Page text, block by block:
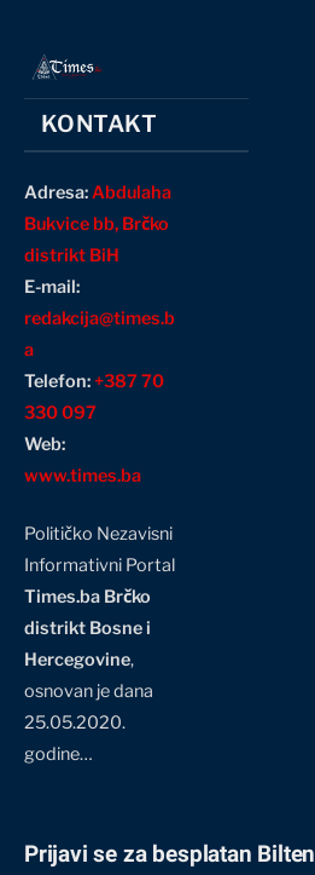
KONTAKT
Adresa:Abdulaha
Bukvice bb, Brčko
distrikt BiH
E-mail:
redakcija@times.b
a
Telefon:+387 70
330 097
Web:
www.times.ba
Političko Nezavisni
Informativni Portal
Times.ba Brčko
distrikt Bosne i
Hercegovine,
osnovan je dana
25.05.2020.
godine…
Prijavi se za besplatan Bilten